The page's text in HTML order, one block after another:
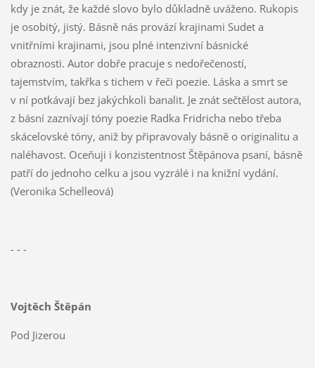
kdy je znát, že každé slovo bylo důkladně uváženo. Rukopis
je osobitý, jistý. Básně nás provází krajinami Sudet a
vnitřními krajinami, jsou plné intenzivní básnické
obraznosti. Autor dobře pracuje s nedořečeností,
tajemstvím, takřka s tichem v řeči poezie. Láska a smrt se
v ní potkávají bez jakýchkoli banalit. Je znát sečtělost autora,
z básní zaznívají tóny poezie Radka Fridricha nebo třeba
skácelovské tóny, aniž by připravovaly básně o originalitu a
naléhavost. Oceňuji i konzistentnost Štěpánova psaní, básně
patří do jednoho celku a jsou vyzrálé i na knižní vydání.
(Veronika Schelleová)
- - -
Vojtěch Štěpán
Pod Jizerou